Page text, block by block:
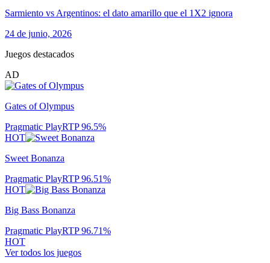
Sarmiento vs Argentinos: el dato amarillo que el 1X2 ignora
24 de junio, 2026
Juegos destacados
AD
Gates of Olympus
Pragmatic PlayRTP96.5%
HOT
Sweet Bonanza
Pragmatic PlayRTP96.51%
HOT
Big Bass Bonanza
Pragmatic PlayRTP96.71%
HOT
Ver todos los juegos